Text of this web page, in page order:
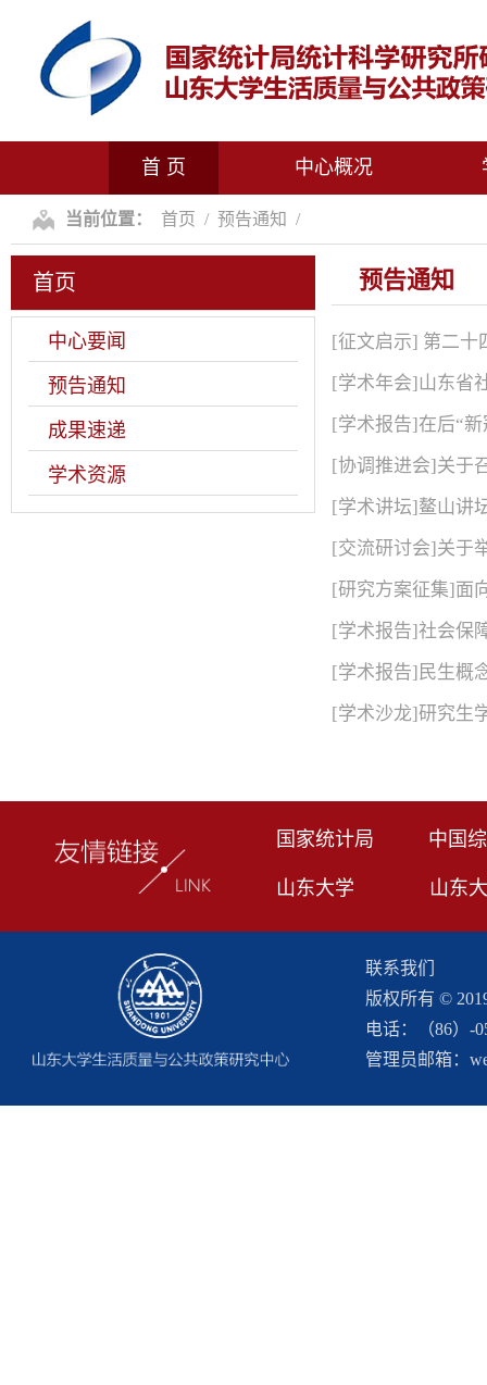
首 页 中心概况
当前位置： 首页 / 预告通知 /
首页
中心要闻
预告通知
成果速递
学术资源
预告通知
[征文启示] 第二十
[学术年会]山东省
[学术报告]在后“
[协调推进会]关于
[学术讲坛]鳌山讲
[交流研讨会]关于
[研究方案征集]面
[学术报告]社会保
[学术报告]民生概
[学术沙龙]研究生
国家统计局 中国
山东大学 山东
联系我们
版权所有 ©
电话：（86）-
管理员邮箱：